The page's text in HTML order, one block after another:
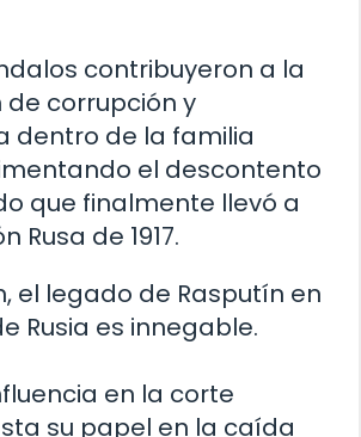
contribuyeron a la
corrupción y
dentro de la familia
el descontento
que finalmente llevó a
Rusa de 1917.
el legado de Rasputín en
Rusia es innegable.
en la corte
su papel en la caída